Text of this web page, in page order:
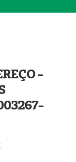
-